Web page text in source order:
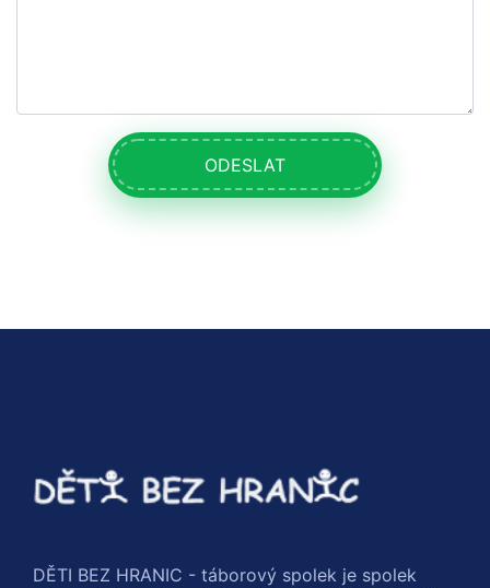
ODESLAT
DĚTI BEZ HRANIC - táborový spolek je spolek